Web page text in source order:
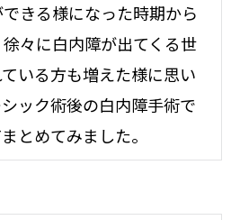
きる様になった時期から
々に白内障が出てくる世
いる方も増えた様に思い
ック術後の白内障手術で
とめてみました。